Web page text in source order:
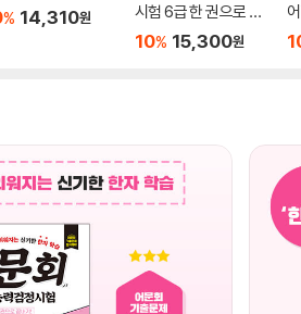
% 14,310원
시험 6급 한 권으로 끝
내기
10% 15,300원